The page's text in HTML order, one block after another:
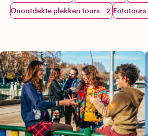
Onontdekte plekken tours 2 Fototours